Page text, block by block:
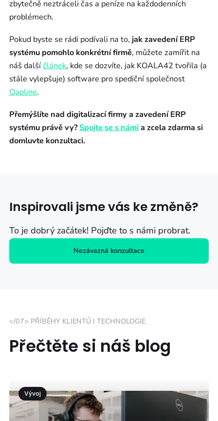
zbytečně neztráceli čas a peníze na každodenních
problémech.
Pokud byste se rádi podívali na to, jak zavedení ERP
systému pomohlo konkrétní firmě, můžete zamířit na
náš dalšíčlánek, kde se dozvíte, jak KOALA42 tvořila (a
stále vylepšuje) software pro spediční společnost
Qapline.
Přemýšlíte nad digitalizací firmy a zavedení ERP
systému právě vy?Spojte se s námia zcela zdarma si
domluvte konzultaci.
Inspirovali jsme vás ke změně?
To je dobrý začátek! Pojďte to s námi probrat.
Nezávazná konzultace
</07> PŘÍBĚHY KLIENTŮ I TECHNOLOGIE
Přečtěte si náš blog
Vývoj